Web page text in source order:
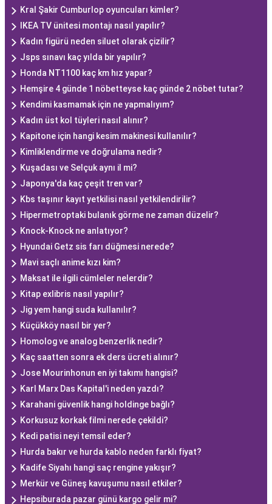
Kral Şakir Cumburlop oyuncuları kimler?
IKEA TV ünitesi montajı nasıl yapılır?
Kadın figürü neden siluet olarak çizilir?
Jsps sınavı kaç yılda bir yapılır?
Honda NT1100 kaç km hız yapar?
Hemşire 4 günde 1 nöbetteyse kaç günde 2 nöbet tutar?
Kendimi kasmamak için ne yapmalıyım?
Kadın üst kol tüyleri nasıl alınır?
Kapitone için hangi kesim makinesi kullanılır?
Kimliklendirme ve doğrulama nedir?
Kuşadası ve Selçuk aynı il mi?
Japonya'da kaç çeşit tren var?
Kbs taşınır kayıt yetkilisi nasıl yetkilendirilir?
Hipermetroptaki bulanık görme ne zaman düzelir?
Knock-Knock ne anlatıyor?
Hyundai Getz sis farı düğmesi nerede?
Mavi saçlı anime kızı kim?
Maksat ile ilgili cümleler nelerdir?
Kitap exlibris nasıl yapılır?
Jig yem hangi suda kullanılır?
Küçükköy nasıl bir yer?
Homolog ve analog benzerlik nedir?
Kaç saatten sonra ek ders ücreti alınır?
Jose Mourinhonun en iyi takımı hangisi?
Karl Marx Das Kapital'i neden yazdı?
Karahani güvenlik hangi holdinge bağlı?
Korkusuz korkak filmi nerede çekildi?
Kedi patisi neyi temsil eder?
Hurda bakır ve hurda kablo neden farklı fiyat?
Kadife Siyahı hangi saç rengine yakışır?
Merkür ve Güneş kavuşumu nasıl etkiler?
Hepsiburada pazar günü kargo gelir mi?